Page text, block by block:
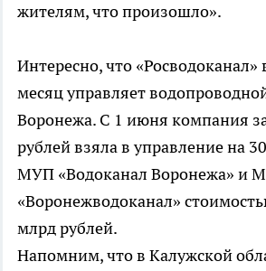
жителям, что произошло».
Интересно, что «Росводоканал»
месяц управляет
Воронежа. С 1 июня компания
рублей взяла в управление на
МУП «Водоканал Воронежа» и
«Воронежводоканал»
млрд рублей.
Напомним, что в Калужской